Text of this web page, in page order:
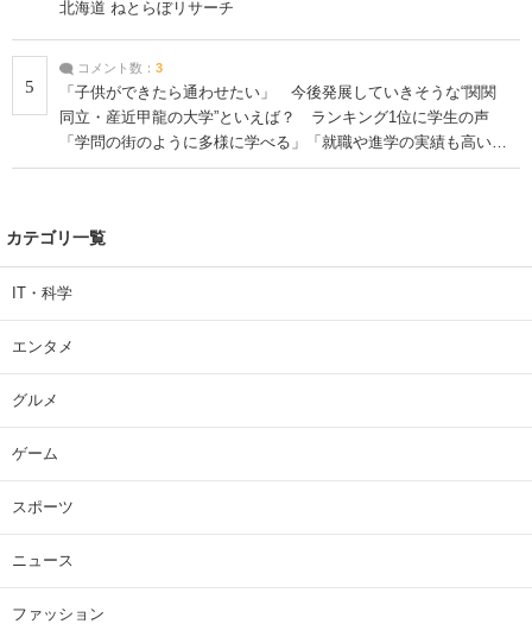
北海道 ねとらぼリサーチ
5
コメント数： 3
「子供ができたら通わせたい」 今後発展していきそうな“関関
同立・産近甲龍の大学”といえば？ ランキング1位に学生の声
「学問の街のように多様に学べる」「就職や進学の実績も高い」
| 大学 ねとらぼリサーチ
カテゴリ一覧
IT・科学
エンタメ
グルメ
ゲーム
スポーツ
ニュース
ファッション